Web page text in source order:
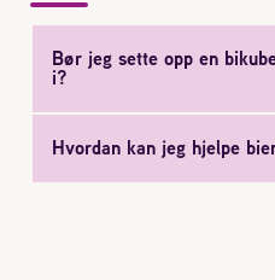
Bør jeg sette opp en
i?
Hvordan kan jeg hjelpe